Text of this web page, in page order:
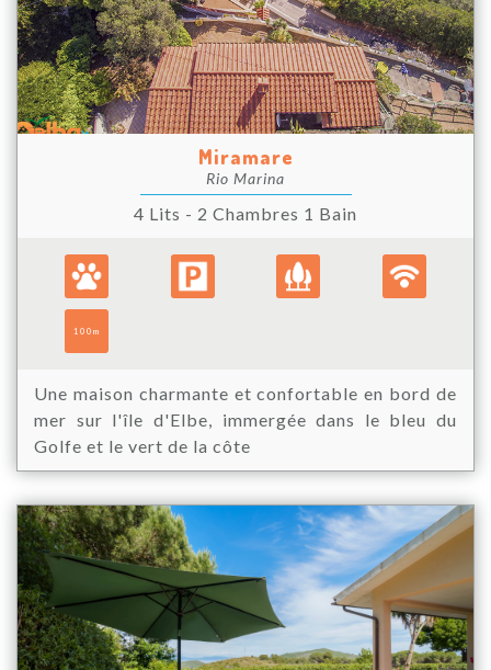
Miramare
Rio Marina
4 Lits - 2 Chambres 1 Bain
100m
Une maison charmante et confortable en bord de
mer sur l'île d'Elbe, immergée dans le bleu du
Golfe et le vert de la côte